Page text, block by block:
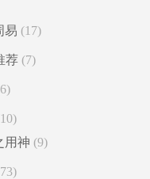
易 (17)
荐 (7)
用神 (9)